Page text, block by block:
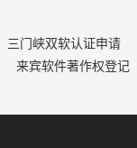
三门峡双软认证申请
来宾软件著作权登记